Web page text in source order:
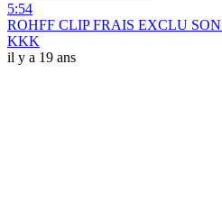
5:54
ROHFF CLIP FRAIS EXCLU
KKK
il y a 19 ans